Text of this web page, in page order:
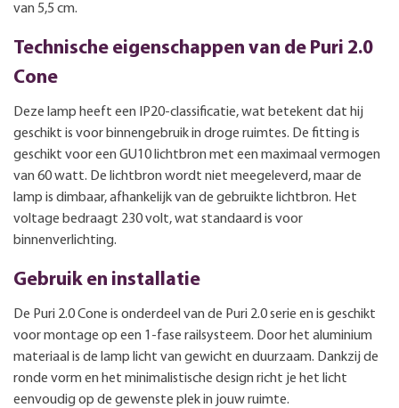
van 5,5 cm.
Technische eigenschappen van de Puri 2.0
Cone
Deze lamp heeft een IP20-classificatie, wat betekent dat hij
geschikt is voor binnengebruik in droge ruimtes. De fitting is
geschikt voor een GU10 lichtbron met een maximaal vermogen
van 60 watt. De lichtbron wordt niet meegeleverd, maar de
lamp is dimbaar, afhankelijk van de gebruikte lichtbron. Het
voltage bedraagt 230 volt, wat standaard is voor
binnenverlichting.
Gebruik en installatie
De Puri 2.0 Cone is onderdeel van de Puri 2.0 serie en is geschikt
voor montage op een 1-fase railsysteem. Door het aluminium
materiaal is de lamp licht van gewicht en duurzaam. Dankzij de
ronde vorm en het minimalistische design richt je het licht
eenvoudig op de gewenste plek in jouw ruimte.